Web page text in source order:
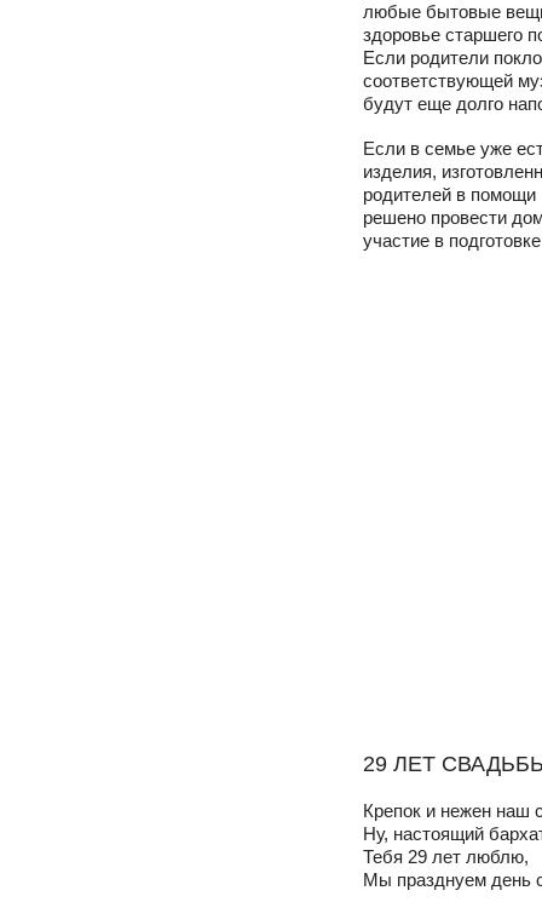
любые бытовые
здоровье старшего
Если родители
соответствующей
будут еще долго
Если в семье уже
изделия,
родителей в помощи
решено провести
участие в
29 ЛЕТ
Крепок и нежен наш
Ну, настоящий
Тебя 29 лет люблю,
Мы празднуем день